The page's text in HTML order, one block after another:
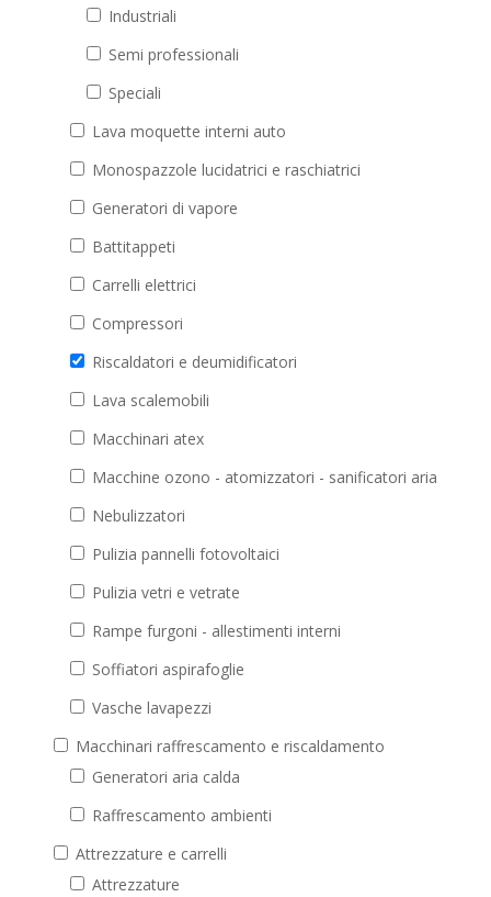
Industriali
Semi professionali
Speciali
Lava moquette interni auto
Monospazzole lucidatrici e raschiatrici
Generatori di vapore
Battitappeti
Carrelli elettrici
Compressori
Riscaldatori e deumidificatori
Lava scalemobili
Macchinari atex
Macchine ozono - atomizzatori - sanificatori aria
Nebulizzatori
Pulizia pannelli fotovoltaici
Pulizia vetri e vetrate
Rampe furgoni - allestimenti interni
Soffiatori aspirafoglie
Vasche lavapezzi
Macchinari raffrescamento e riscaldamento
Generatori aria calda
Raffrescamento ambienti
Attrezzature e carrelli
Attrezzature